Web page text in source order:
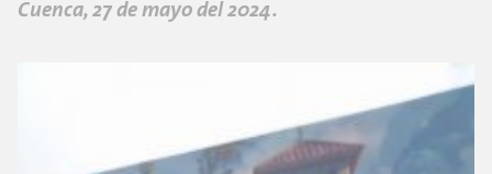
Cuenca, 27 de mayo del 2024.